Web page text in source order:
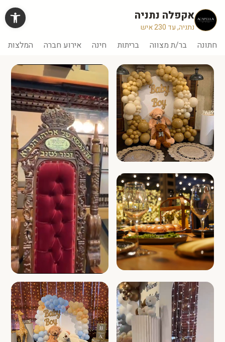
פתח
Skip
content
אקפלה נתניה
חתונה בר/ת מצווה בריתות חינה אירוע חברה המלצות